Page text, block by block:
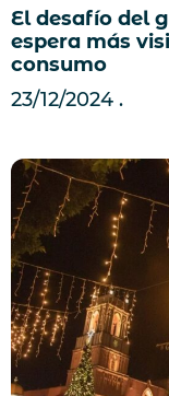
El desafío del
espera más
consumo
23/12/2024